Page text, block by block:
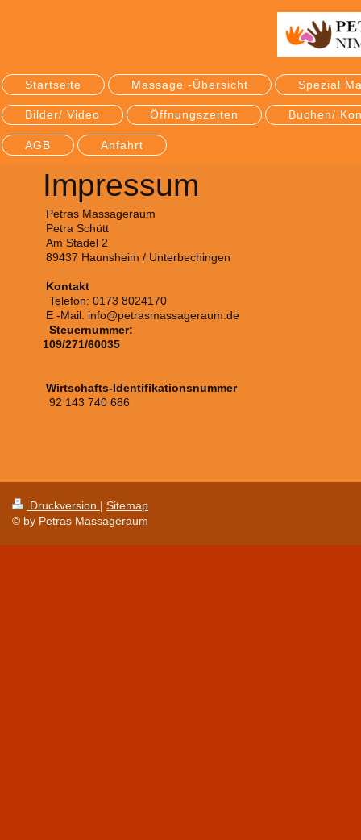
Startseite Massage -Übersicht Spezial
Bilder/ Video Öffnungszeiten Buchen/
AGB Anfahrt
Impressum
Petras Massageraum
Petra Schütt
Am Stadel 2
89437 Haunsheim / Unterbechingen
Kontakt
Telefon: 0173 8024170
E -Mail: info@petrasmassageraum.de
Steuernummer:
109/271/60035
Wirtschafts-Identifikationsnummer
92 143 740 686
Druckversion | Sitemap
© by Petras Massageraum